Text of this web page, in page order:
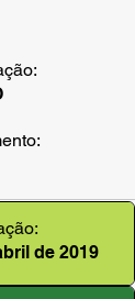
de 2019